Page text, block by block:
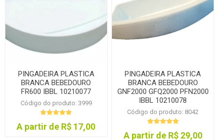
PINGADEIRA PLASTICA
BRANCA BEBEDOURO
FR600 IBBL 10210077
Código do produto: 3999
A partir de R$ 17,00
PINGADEIRA PLASTICA
BRANCA BEBEDOURO
GNF2000 GFQ2000 PFN2000
IBBL 10210078
Código do produto: 8042
A partir de R$ 29,00